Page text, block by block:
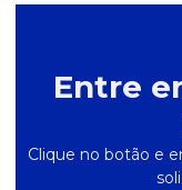
Entre
Clique no botão e